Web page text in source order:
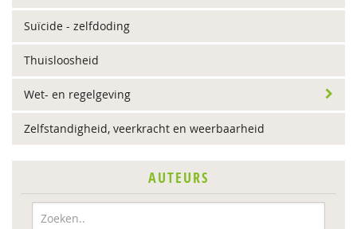
Suïcide - zelfdoding
Thuisloosheid
Wet- en regelgeving
Zelfstandigheid, veerkracht en weerbaarheid
AUTEURS